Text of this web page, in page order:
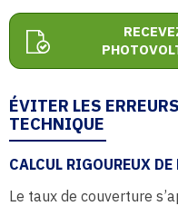
ÉVITER LES
TECHNIQUE
CALCUL RIGOUREUX
Le taux de couverture